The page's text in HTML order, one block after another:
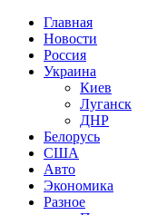
Главная
Новости
Россия
Украина
Киев
Луганск
ДНР
Белорусь
США
Авто
Экономика
Разное